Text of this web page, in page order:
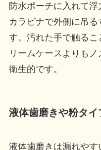
防水ポーチに入れて
カラビナで外側に吊
す。汚れた手で触る
リームケースよりも
衛生的です。
液体歯磨きや粉タイ
液体歯磨きは漏れや